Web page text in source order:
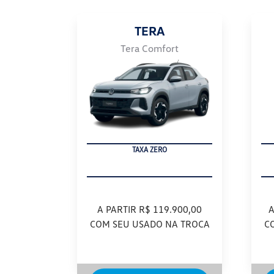
TERA
Tera Comfort
TAXA ZERO
A PARTIR R$ 119.900,00
COM SEU USADO NA TROCA